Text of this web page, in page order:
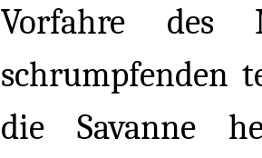
Vorfahre des
schrumpfenden
die Savanne